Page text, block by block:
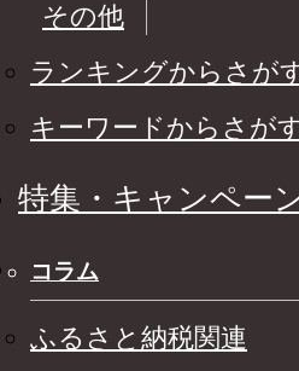
その他
ランキングからさが
キーワードからさが
特集・キャンペー
コラム
ふるさと納税関連